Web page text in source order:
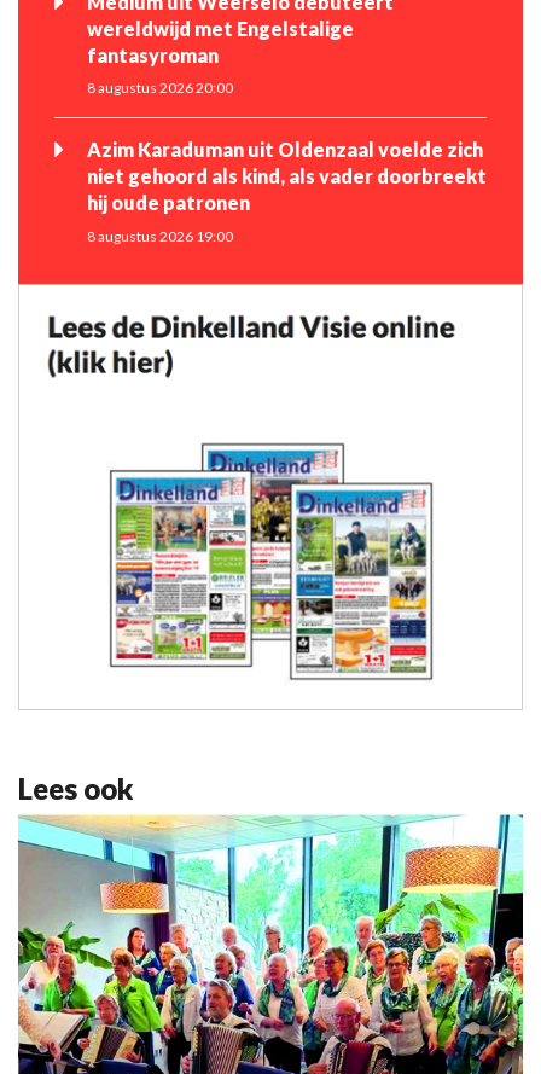
wereldwijd met Engelstalige
fantasyroman
8 augustus 2026 20:00
Azim Karaduman uit Oldenzaal voelde zich
niet gehoord als kind, als vader doorbreekt
hij oude patronen
8 augustus 2026 19:00
Lees ook